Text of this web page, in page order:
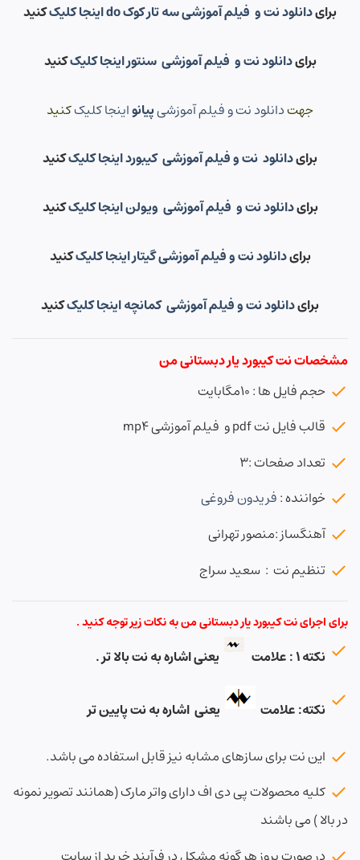
برایدانلود نت و فیلم آموزشی سه تار کوک do اینجا کلیک کنید
برایدانلود نت و فیلم آموزشی سنتور اینجا کلیککنید
جهتدانلود نت و فیلم آموزشیپیانواینجا کلیککنید
برایدانلود نت و فیلم آموزشی کیبورد اینجا کلیککنید
برایدانلود نت و فیلم آموزشی ویولن اینجا کلیککنید
برایدانلود نت و فیلم آموزشی گیتار اینجا کلیککنید
برایدانلود نت و فیلم آموزشی کمانچه اینجا کلیککنید
مشخصات نت کیبورد یار دبستانی من
حجم فایل ها : ۱۰مگابایت
قالب فایل نت pdf و فیلم آموزشی mp4
تعداد صفحات :۳
خواننده :فریدون فروغی
آهنگساز :منصور تهرانی
تنظیم نت : سعید سراج
برای اجرای نت کیبورد یار دبستانی من به نکات زیر توجه کنید .
نکته ۱ : علامت یعنی اشاره به نت بالا تر .
نکته: علامت یعنی اشاره به نت پایین تر
این نت برای سازهای مشابه نیز قابل استفاده می باشد.
کلیه محصولات پی دی اف دارای واتر مارک (همانند تصویر نمونه
در بالا ) می باشند